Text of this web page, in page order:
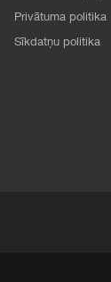
Privātuma politika
Sīkdatņu politika